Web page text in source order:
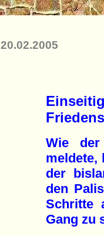
20.02.2005
Wie der
meldete,
der
den
Schritte
Gang zu